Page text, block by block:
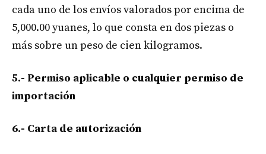
cada uno de los envíos valorados por encima de
5,000.00 yuanes, lo que consta en dos piezas o
más sobre un peso de cien kilogramos.
5.- Permiso aplicable o cualquier permiso de
importación
6.- Carta de autorización